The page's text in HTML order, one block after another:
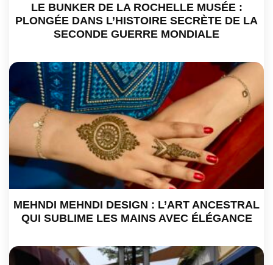
LE BUNKER DE LA ROCHELLE MUSÉE :
PLONGÉE DANS L’HISTOIRE SECRÈTE DE LA
SECONDE GUERRE MONDIALE
MEHNDI MEHNDI DESIGN : L’ART ANCESTRAL
QUI SUBLIME LES MAINS AVEC ÉLÉGANCE